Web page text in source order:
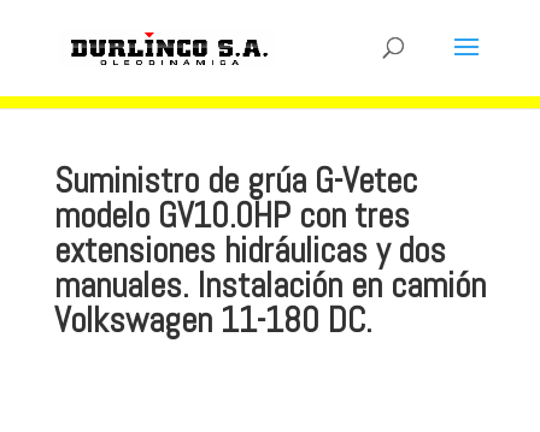
Suministro de grúa G-Vetec
modelo GV10.0HP con tres
extensiones hidráulicas y dos
manuales. Instalación en camión
Volkswagen 11-180 DC.